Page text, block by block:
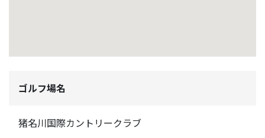
ゴルフ場名
猪名川国際カントリークラブ